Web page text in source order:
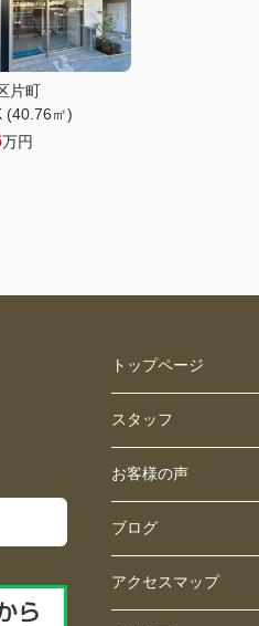
片町
(40.76㎡)
万円
トップページ
スタッフ
お客様の声
ブログ
アクセスマップ